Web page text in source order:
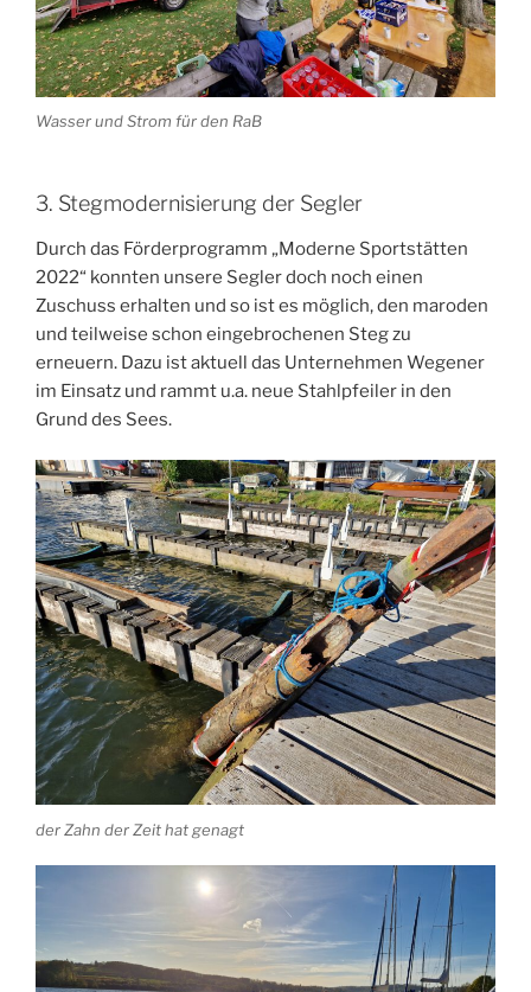
Wasser und Strom für den RaB
3. Stegmodernisierung der Segler
Durch das Förderprogramm „Moderne Sportstätten
2022“ konnten unsere Segler doch noch einen
Zuschuss erhalten und so ist es möglich, den maroden
und teilweise schon eingebrochenen Steg zu
erneuern. Dazu ist aktuell das Unternehmen Wegener
im Einsatz und rammt u.a. neue Stahlpfeiler in den
Grund des Sees.
der Zahn der Zeit hat genagt